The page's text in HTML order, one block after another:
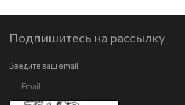
Подпишитесь на рассылку
Введите ваш email